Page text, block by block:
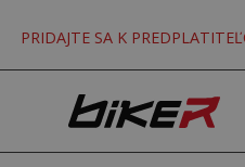
PRIDAJTE SA K